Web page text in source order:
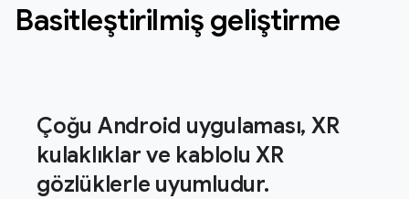
Basitleştirilmiş geliştirme
Çoğu Android uygulaması, XR
kulaklıklar ve kablolu XR
gözlüklerle uyumludur.